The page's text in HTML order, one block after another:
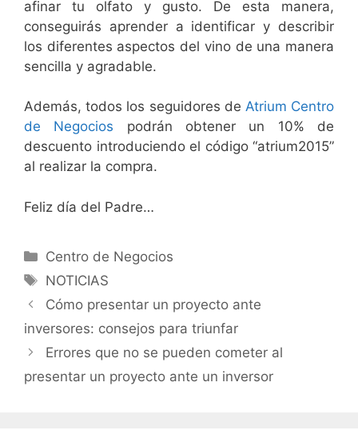
afinar tu olfato y gusto. De esta manera,
conseguirás aprender a identificar y describir
los diferentes aspectos del vino de una manera
sencilla y agradable.
Además, todos los seguidores de Atrium Centro
de Negocios podrán obtener un 10% de
descuento introduciendo el código “atrium2015”
al realizar la compra.
Feliz día del Padre…
Categorías
Centro de Negocios
Etiquetas
NOTICIAS
Cómo presentar un proyecto ante
inversores: consejos para triunfar
Errores que no se pueden cometer al
presentar un proyecto ante un inversor